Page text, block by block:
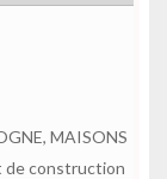
MAISONS
de construction